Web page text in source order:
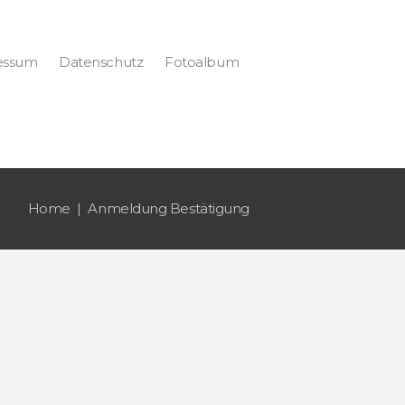
Datenschutz Fotoalbum
Home Anmeldung Bestätigung